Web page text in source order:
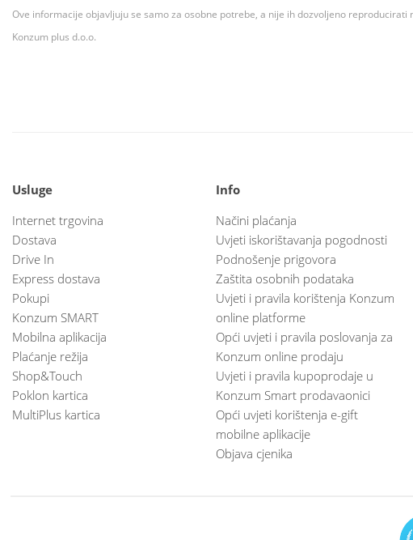
Ove informacije objavljuju se samo za osobne potrebe, a nije ih dozvoljeno
Konzum plus d.o.o.
Usluge
Internet trgovina
Dostava
Drive In
Express dostava
Pokupi
Konzum SMART
Mobilna aplikacija
Plaćanje režija
Shop&Touch
Poklon kartica
MultiPlus kartica
Info
Načini plaćanja
Uvjeti iskorištavanja pogodnosti
Podnošenje prigovora
Zaštita osobnih podataka
Uvjeti i pravila korištenja Konzum
online platforme
Opći uvjeti i pravila poslovanja za
Konzum online prodaju
Uvjeti i pravila kupoprodaje u
Konzum Smart prodavaonici
Opći uvjeti korištenja e-gift
mobilne aplikacije
Objava cjenika